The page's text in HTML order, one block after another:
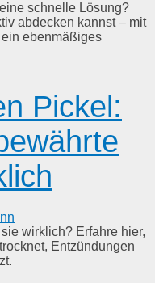
schnelle Lösung?
abdecken kannst – mit
ebenmäßiges
Pickel:
wirklich? Erfahre hier,
Entzündungen